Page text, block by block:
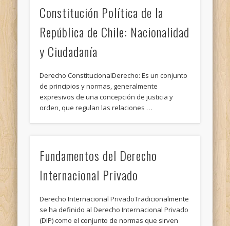
Constitución Política de la
República de Chile: Nacionalidad
y Ciudadanía
Derecho ConstitucionalDerecho: Es un conjunto
de principios y normas, generalmente
expresivos de una concepción de justicia y
orden, que regulan las relaciones …
Fundamentos del Derecho
Internacional Privado
Derecho Internacional PrivadoTradicionalmente
se ha definido al Derecho Internacional Privado
(DIP) como el conjunto de normas que sirven